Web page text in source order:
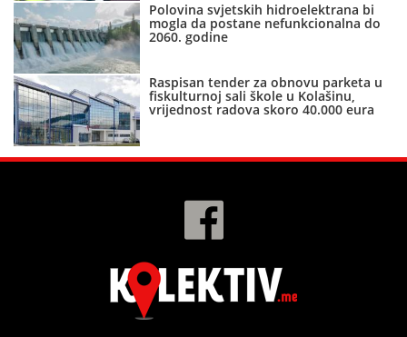
Polovina svjetskih hidroelektrana bi
mogla da postane nefunkcionalna do
2060. godine
Raspisan tender za obnovu parketa u
fiskulturnoj sali škole u Kolašinu,
vrijednost radova skoro 40.000 eura